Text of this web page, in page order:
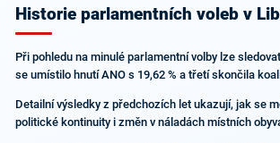
Historie parlamentních voleb v
Při pohledu na minulé parlamentní volby lze
se umístilo hnutí ANO s 19,62 % a třetí skončila
Detailní výsledky z předchozích let ukazují, jak se
politické kontinuity i změn v náladách místních